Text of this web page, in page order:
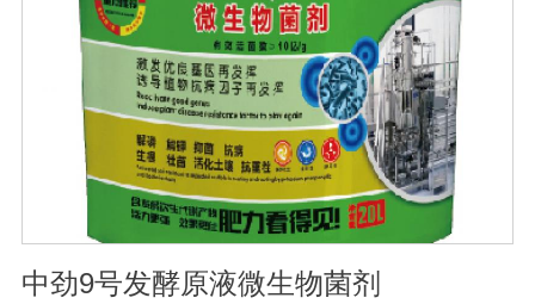
透压为340-390mOsmol/kg，脊椎动物细胞培养基为290-
330 mOsmol/kg。谷氨酰胺和葡萄糖哺乳动物细胞培养过
程中过量代谢谷氨酰胺和葡萄糖会导致产生过量的铵盐和
乳酸盐，这些代谢产物的积累通常是受抑制的。
中劲9号发酵原液微生物菌剂